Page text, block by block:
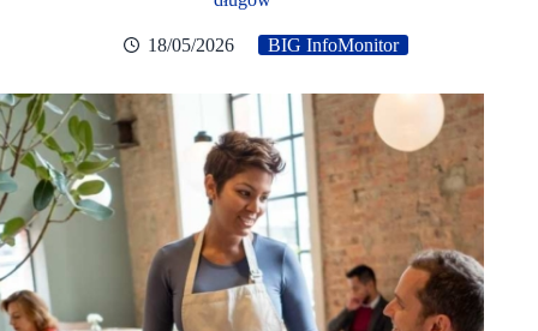
18/05/2026 BIG InfoMonitor